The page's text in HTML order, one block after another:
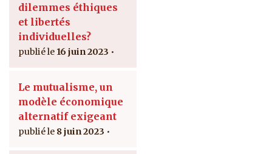
dilemmes éthiques
et libertés
individuelles?
16 juin 2023
Le mutualisme, un
modèle économique
alternatif exigeant
8 juin 2023